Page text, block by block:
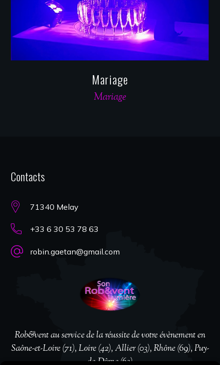
Mariage
Mariage
Contacts
71340 Melay
+33 6 30 53 78 63
robin.gaetan@gmail.com
Rob&vent au service de la réussite de votre évènement en
Saône-et-Loire (71), Loire (42), Allier (03), Rhône (69), Puy-
de-Dôme (63)